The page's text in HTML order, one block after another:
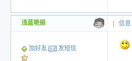
浅蓝艳丽 信息
加好友 发短信